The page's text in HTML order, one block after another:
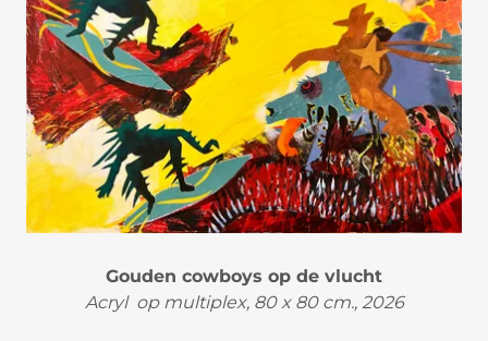
Gouden cowboys op de vlucht
Acryl op multiplex, 80 x 80 cm., 2026